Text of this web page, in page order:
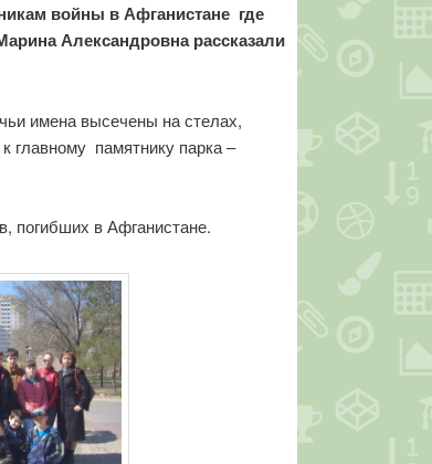
войны в Афганистане где
Александровна рассказали
имена высечены на стелах,
главному памятнику парка –
погибших в Афганистане.